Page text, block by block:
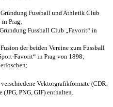
Fussball und Athletik Club
in Prag;
Fussball Club „Favorit“ in
der beiden Vereine zum Fussball
Favorit“ in Prag von 1898;
Vektorgrafikformate (CDR,
PNG, GIF) enthalten.